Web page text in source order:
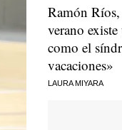
Ramón
verano
como el
vacaciones»
LAURA MIYARA